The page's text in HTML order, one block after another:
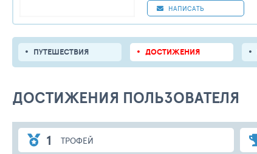
НАПИСАТЬ
ПУТЕШЕСТВИЯ ДОСТИЖЕНИЯ
ДОСТИЖЕНИЯ ПОЛЬЗОВАТЕЛЯ
1 ТРОФЕЙ